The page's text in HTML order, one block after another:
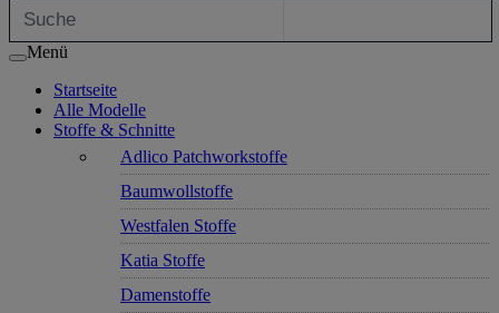
Menü
Startseite
Alle Modelle
Stoffe & Schnitte
Adlico Patchworkstoffe
Baumwollstoffe
Westfalen Stoffe
Katia Stoffe
Damenstoffe